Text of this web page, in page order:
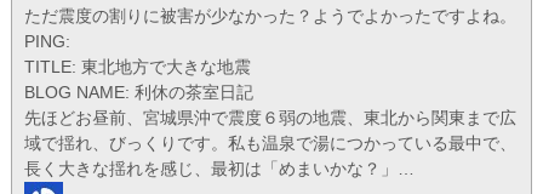
ただ震度の割りに被害が少なかった？ようでよかったですよね。
PING:
TITLE: 東北地方で大きな地震
BLOG NAME: 利休の茶室日記
先ほどお昼前、宮城県沖で震度６弱の地震、東北から関東まで広
域で揺れ、びっくりです。私も温泉で湯につかっている最中で、
長く大きな揺れを感じ、最初は「めまいかな？」…